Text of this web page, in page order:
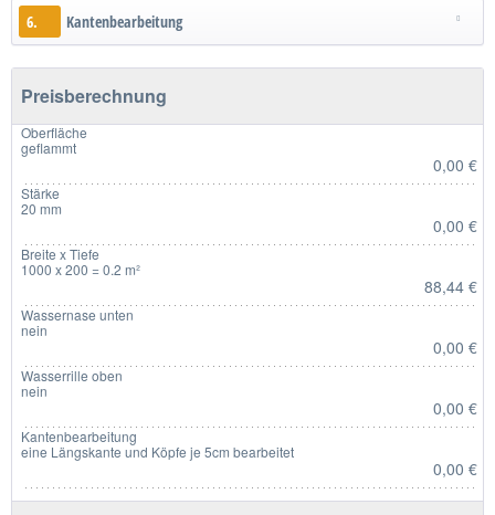
6. Kantenbearbeitung
Preisberechnung
Oberfläche
geflammt
0,00 €
Stärke
20 mm
0,00 €
Breite x Tiefe
1000 x 200 = 0.2 m²
88,44 €
Wassernase unten
nein
0,00 €
Wasserrille oben
nein
0,00 €
Kantenbearbeitung
eine Längskante und Köpfe je 5cm bearbeitet
0,00 €